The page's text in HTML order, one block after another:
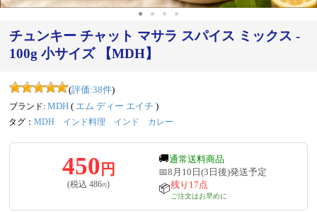
チュンキー チャット マサラ スパイス ミックス -
100g 小サイズ 【MDH】
(評価:38件)
ブランド: MDH ( エム ディー エイチ )
タグ： MDH インド料理 インド カレー
450 円
(税込486円)
🚚通常送料商品
📅8月10日(3日後)発送予定
📦残り17点
ご注文はお早めに